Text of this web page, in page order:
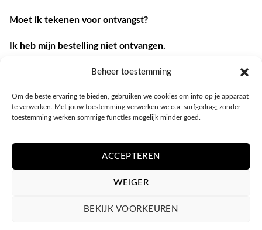
Beheer toestemming
Om de beste ervaring te bieden, gebruiken we cookies om info op je apparaat
te verwerken. Met jouw toestemming verwerken we o.a. surfgedrag; zonder
toestemming werken sommige functies mogelijk minder goed.
ACCEPTEREN
WEIGER
BEKIJK VOORKEUREN
Moet ik tekenen voor ontvangst?
Ik heb mijn bestelling niet ontvangen.
Ik heb een andere vraag.
Contacteer ons